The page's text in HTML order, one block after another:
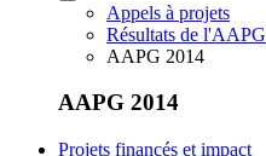
Appels à projets
Résultats de l'AAPG
AAPG 2014
AAPG 2014
Projets financés et impact